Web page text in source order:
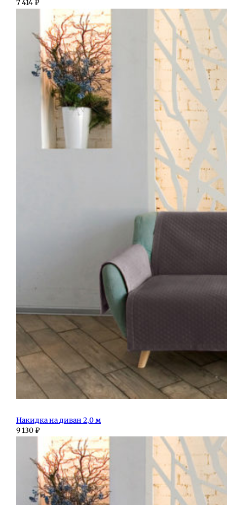
7 414 ₽
Накидка на диван 2,0 м
9 130 ₽